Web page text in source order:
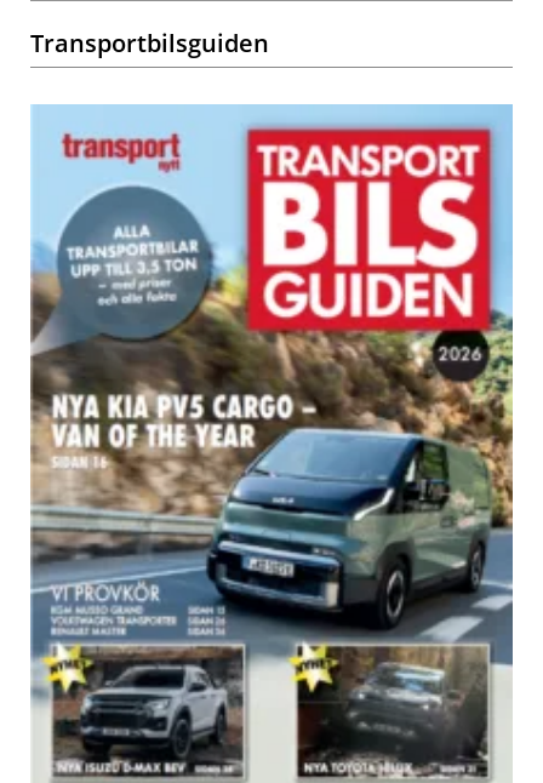
Transportbilsguiden